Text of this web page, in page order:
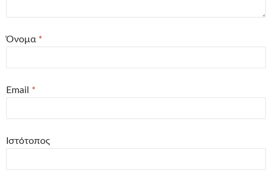
Όνομα *
Email *
Ιστότοπος